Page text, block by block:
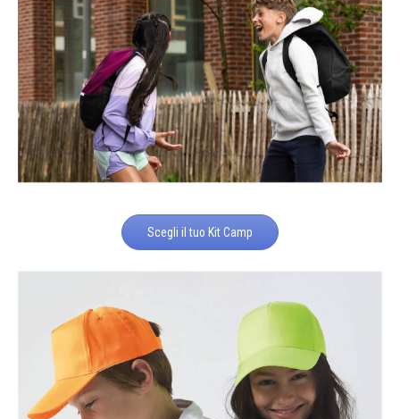
Scegli il tuo Kit Camp